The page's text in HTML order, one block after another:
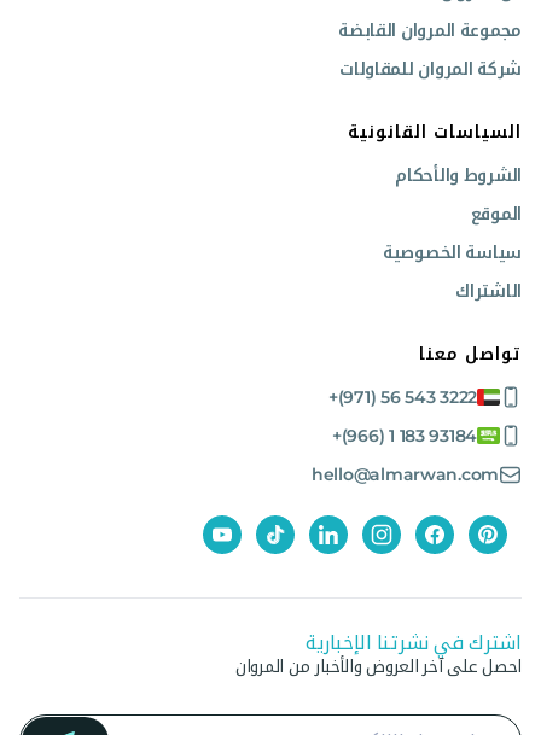
تكامل سلس:
الآليات الثقيلة، مما يضمن سهولة وسلاسة التركيب.
كفاءة قصوى:
اكتشف المرفق المناسب لأسطولك من خلال استكشاف مخزوننا الشامل. نقدم
إرشادات من الخبراء لمساعدتك على اختيار مرفق وورلد أتاشمنتس المثالي لتلبية
مجموعة المروان القابضة
شركة المروان للمقاولات
السياسات القانونية
الشروط والأحكام
الموقع
سياسة الخصوصية
الاشتراك
تواصل معنا
+(971) 56 543 3222
+(966) 1 183 93184
hello@almarwan.com
اشترك في نشرتنا الإخبارية
احصل على آخر العروض والأخبار من المروان